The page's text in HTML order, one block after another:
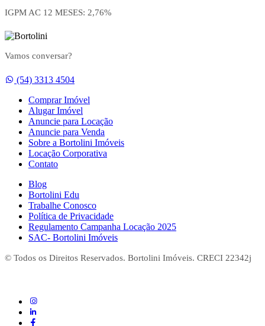
IGPM AC 12 MESES: 2,76%
Vamos conversar?
Whatsapp
(54) 3313 4504
Comprar Imóvel
Alugar Imóvel
Anuncie para Locação
Anuncie para Venda
Sobre a Bortolini Imóveis
Locação Corporativa
Contato
Blog
Bortolini Edu
Trabalhe Conosco
Política de Privacidade
Regulamento Campanha Locação 2025
SAC- Bortolini Imóveis
© Todos os Direitos Reservados. Bortolini Imóveis. CRECI 22342j
instagram
linkedin
Facebook